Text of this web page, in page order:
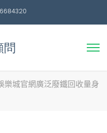
樂城官網廣泛廢鐵回收量身